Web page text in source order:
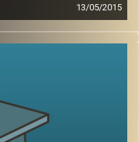
13/05/2015
ליאור זלמנסון עוסק
האם פרסום הוא
באמנות הוא מייסד
בסינמטק